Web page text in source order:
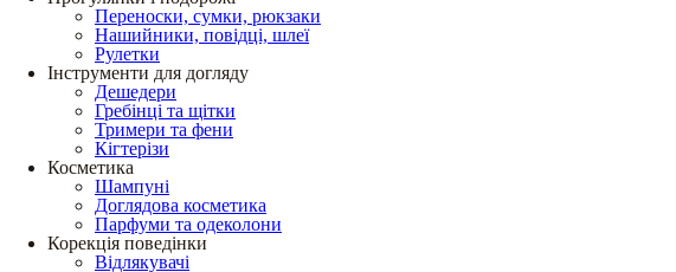
Переноски, сумки, рюкзаки
Нашийники, повідці, шлеї
Рулетки
Інструменти для догляду
Дешедери
Гребінці та щітки
Тримери та фени
Кігтерізи
Косметика
Шампуні
Доглядова косметика
Парфуми та одеколони
Корекція поведінки
Відлякувачі